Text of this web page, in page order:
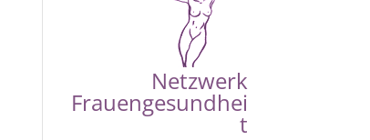
Netzwerk
Frauengesundhei
t